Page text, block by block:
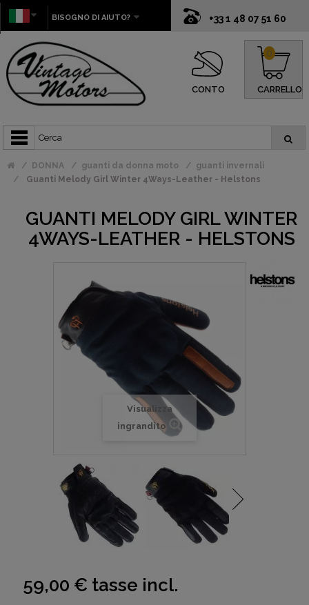
+33 1 48 07 51 60
BISOGNO DI AIUTO?
CONTO CARRELLO
0
DONNA guanti da donna moto
guanti invernali
Guanti Melody Girl Winter 4Ways-Leather - Helstons
GUANTI MELODY GIRL WINTER
4WAYS-LEATHER - HELSTONS
Visualizza
ingrandito
59,00 € tasse incl.